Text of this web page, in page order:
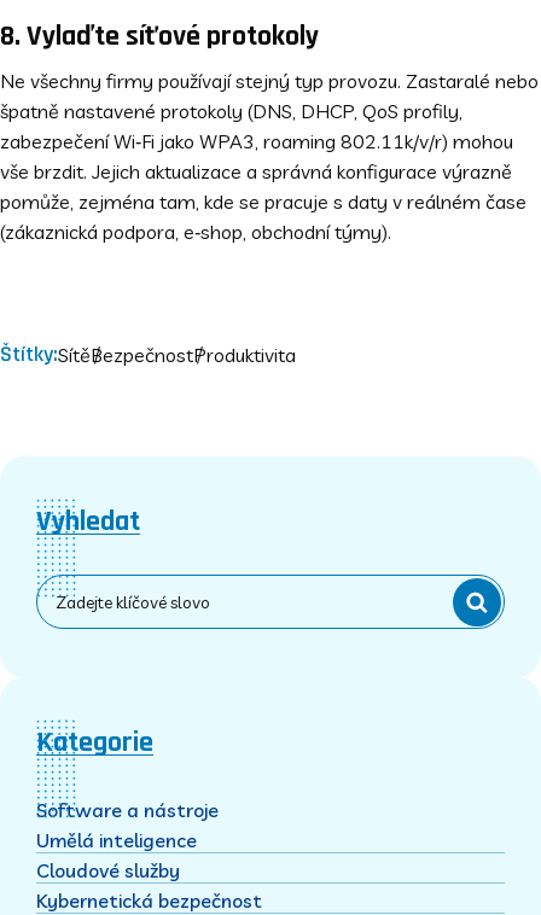
8. Vylaďte síťové protokoly
Ne všechny firmy používají stejný typ provozu. Zastaralé nebo
špatně nastavené protokoly (DNS, DHCP, QoS profily,
zabezpečení Wi‑Fi jako WPA3, roaming 802.11k/v/r) mohou
vše brzdit. Jejich aktualizace a správná konfigurace výrazně
pomůže, zejména tam, kde se pracuje s daty v reálném čase
(zákaznická podpora, e‑shop, obchodní týmy).
Štítky:SítěBezpečnostProduktivita
Vyhledat
Kategorie
Software a nástroje
Umělá inteligence
Cloudové služby
Kybernetická bezpečnost